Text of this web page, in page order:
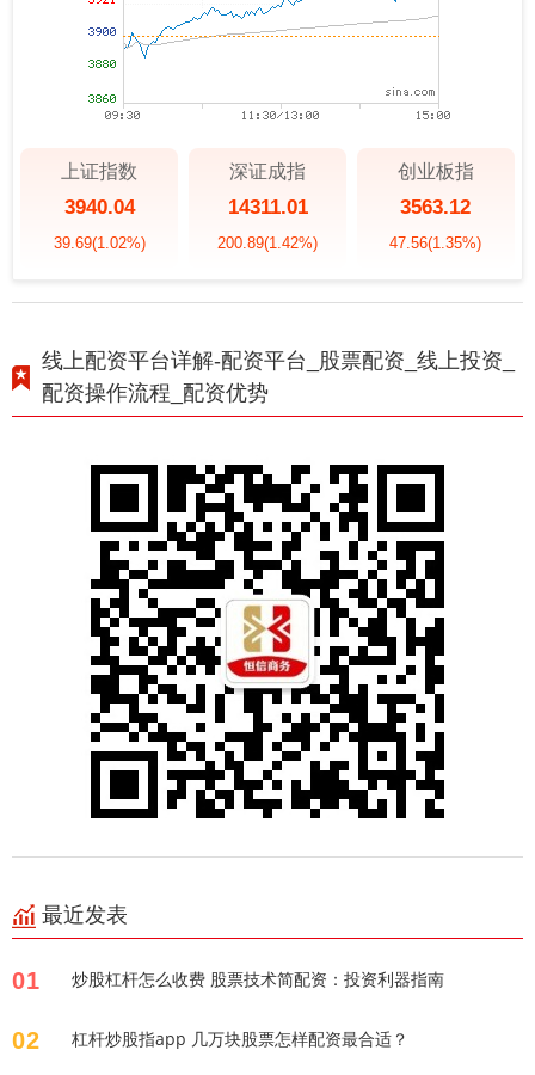
上证指数
3940.04
39.69(1.02%)
深证成指
14311.01
200.89(1.42%)
创业板指
3563.12
47.56(1.35%)
线上配资平台详解-配资平台_股票配资_线上投资_
配资操作流程_配资优势
最近发表
01 炒股杠杆怎么收费 股票技术简配资：投资利器指南
02 杠杆炒股指app 几万块股票怎样配资最合适？